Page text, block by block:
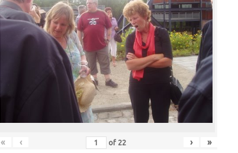
« ‹ of 22 › »